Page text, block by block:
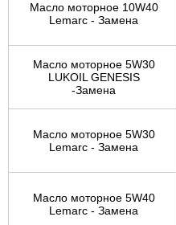
Масло моторное 10W40
Lemarc - Замена
Масло моторное 5W30
LUKOIL GENESIS
-Замена
Масло моторное 5W30
Lemarc - Замена
Масло моторное 5W40
Lemarc - Замена